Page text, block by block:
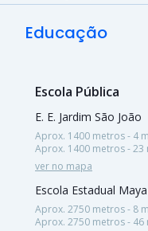
Educação
Escola Pública
E. E. Jardim São João
Aprox. 1400 metros - 4
Aprox. 1400 metros - 23
ver no mapa
Escola Estadual
Aprox. 2750 metros - 8
Aprox. 2750 metros - 46